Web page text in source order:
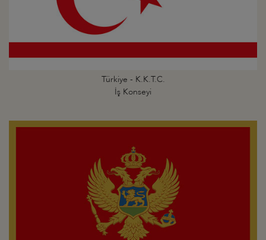
Türkiye - K.K.T.C.
İş Konseyi